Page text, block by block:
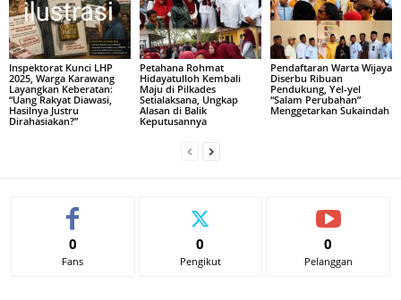
Inspektorat Kunci LHP
2025, Warga Karawang
Layangkan Keberatan:
“Uang Rakyat Diawasi,
Hasilnya Justru
Dirahasiakan?”
Petahana Rohmat
Hidayatulloh Kembali
Maju di Pilkades
Setialaksana, Ungkap
Alasan di Balik
Keputusannya
Pendaftaran Warta Wijaya
Diserbu Ribuan
Pendukung, Yel-yel
“Salam Perubahan”
Menggetarkan Sukaindah
0
Fans
0
Pengikut
0
Pelanggan